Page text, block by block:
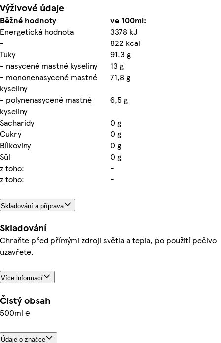
Výživové údaje
Běžné hodnoty
ve 100ml:
Energetická hodnota
3378 kJ
-
822 kcal
Tuky
91,3 g
- nasycené mastné kyseliny
13 g
- mononenasycené mastné
kyseliny
71,8 g
- polynenasycené mastné
kyseliny
6,5 g
Sacharidy
0 g
Cukry
0 g
Bílkoviny
0 g
Sůl
0 g
z toho:
-
z toho:
-
Skladování a příprava
Skladování
Chraňte před přímými zdroji světla a tepla, po použití pečivo
uzavřete.
Více informací
Čistý obsah
500ml ℮
Údaje o značce